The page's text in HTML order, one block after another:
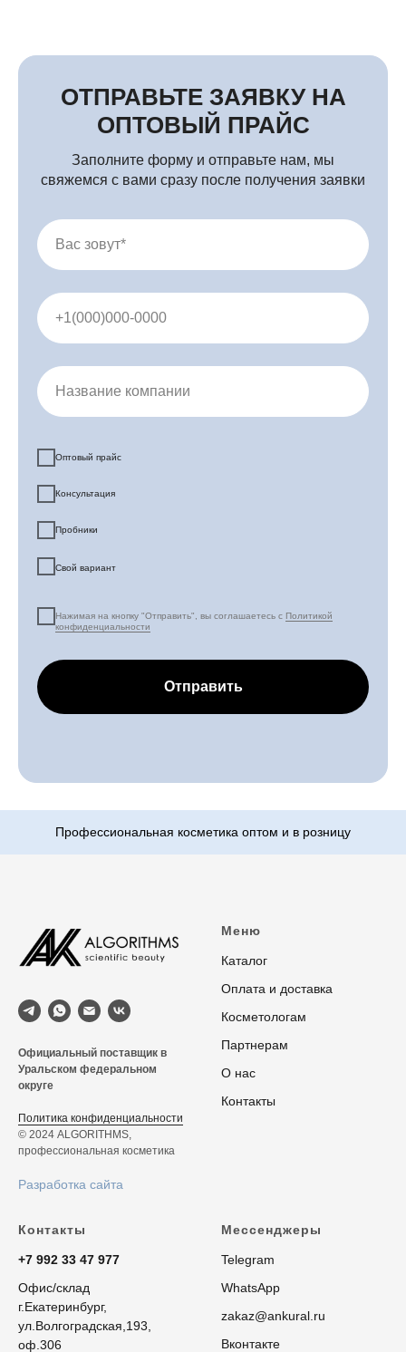
ОТПРАВЬТЕ ЗАЯВКУ НА
ОПТОВЫЙ ПРАЙС
Заполните форму и отправьте нам, мы
свяжемся с вами сразу после получения заявки
Вас зовут*
+1(000)000-0000
Название компании
Оптовый прайс
Консультация
Пробники
Свой вариант
Нажимая на кнопку "Отправить", вы соглашаетесь с Политикой
конфиденциальности
Отправить
Профессиональная косметика оптом и в розницу
Официальный поставщик в
Уральском федеральном
округе
Политика конфиденциальности
© 2024 ALGORITHMS,
профессиональная косметика
Разработка сайта
Меню
Каталог
Оплата и доставка
Косметологам
Партнерам
О нас
Контакты
Контакты
+7 992 33 47 977
Офис/склад
г.Екатеринбург,
ул.Волгоградская,193,
оф.306
Мессенджеры
Telegram
WhatsApp
zakaz@ankural.ru
Вконтакте